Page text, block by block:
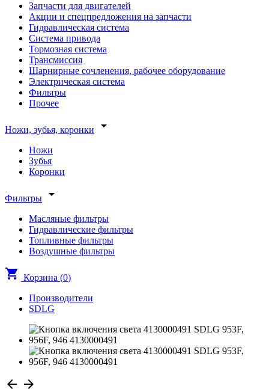
Запчасти для двигателей
Акции и спецпредложения на запчасти
Гидравлическая система
Система привода
Тормозная система
Трансмиссия
Шарнирные сочленения, рабочее оборудование
Электрическая система
Фильтры
Прочее
Ножи, зубья, коронки arrow_drop_down
Ножи
Зубья
Коронки
Фильтры arrow_drop_down
Масляные фильтры
Гидравлические фильтры
Топливные фильтры
Воздушные фильтры
shopping_cart Корзина (0)
Производители
SDLG
arrow_back arrow_forward